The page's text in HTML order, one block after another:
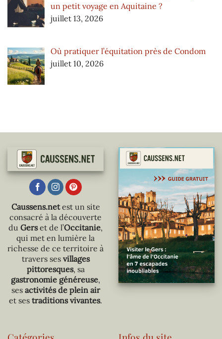
un petit voyage en Aquitaine ?
juillet 13, 2026
Où pratiquer l’équitation près de Condom
juillet 10, 2026
Caussens.netest un site
consacré à la découverte
du Gerset de l’Occitanie,
qui met en lumière la
richesse de ce territoire à
travers ses villages
pittoresques, sa
gastronomie généreuse,
ses activités de plein air
et ses traditions vivantes.